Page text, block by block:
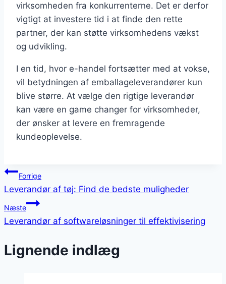
virksomheden fra konkurrenterne. Det er derfor
vigtigt at investere tid i at finde den rette
partner, der kan støtte virksomhedens vækst
og udvikling.
I en tid, hvor e-handel fortsætter med at vokse,
vil betydningen af emballageleverandører kun
blive større. At vælge den rigtige leverandør
kan være en game changer for virksomheder,
der ønsker at levere en fremragende
kundeoplevelse.
Indlægsnavigation
Forrige
Leverandør af tøj: Find de bedste muligheder
Næste
Leverandør af softwareløsninger til effektivisering
Lignende indlæg